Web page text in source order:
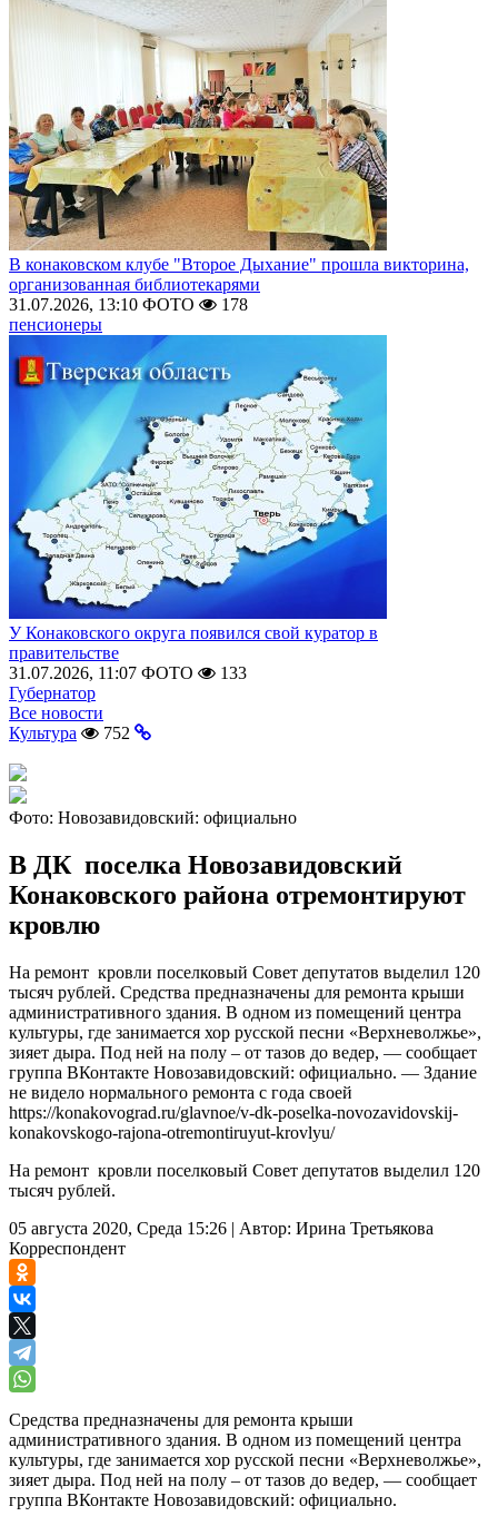
В конаковском клубе "Второе Дыхание" прошла викторина,
организованная библиотекарями
31.07.2026, 13:10 ФОТО
178
пенсионеры
У Конаковского округа появился свой куратор в
правительстве
31.07.2026, 11:07 ФОТО
133
Губернатор
Все новости
Культура
752
Фото: Новозавидовский: официально
В ДК поселка Новозавидовский
Конаковского района отремонтируют
кровлю
На ремонт кровли поселковый Совет депутатов выделил 120
тысяч рублей. Средства предназначены для ремонта крыши
административного здания. В одном из помещений центра
культуры, где занимается хор русской песни «Верхневолжье»,
зияет дыра. Под ней на полу – от тазов до ведер, — сообщает
группа ВКонтакте Новозавидовский: официально. — Здание
не видело нормального ремонта с года своей
https://konakovograd.ru/glavnoe/v-dk-poselka-novozavidovskij-
konakovskogo-rajona-otremontiruyut-krovlyu/
На ремонт кровли поселковый Совет депутатов выделил 120
тысяч рублей.
05 августа 2020, Среда 15:26 | Автор: Ирина Третьякова
Корреспондент
Средства предназначены для ремонта крыши
административного здания. В одном из помещений центра
культуры, где занимается хор русской песни «Верхневолжье»,
зияет дыра. Под ней на полу – от тазов до ведер, — сообщает
группа ВКонтакте Новозавидовский: официально.